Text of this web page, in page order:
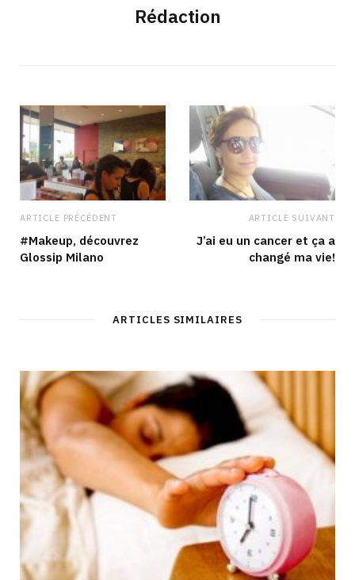
Rédaction
ARTICLE PRÉCÉDENT
#Makeup, découvrez
Glossip Milano
ARTICLE SUIVANT
J’ai eu un cancer et ça a
changé ma vie!
ARTICLES SIMILAIRES